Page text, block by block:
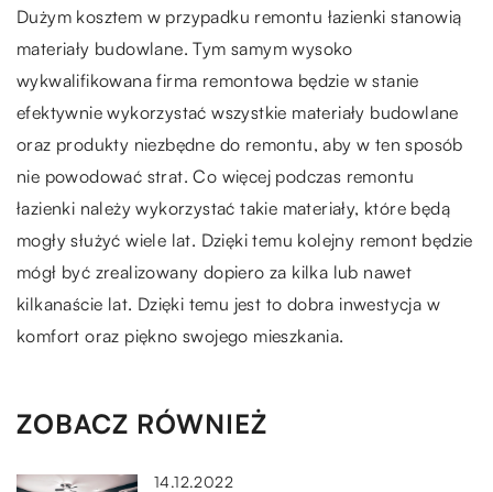
Dużym kosztem w przypadku remontu łazienki stanowią
materiały budowlane. Tym samym wysoko
wykwalifikowana firma remontowa będzie w stanie
efektywnie wykorzystać wszystkie materiały budowlane
oraz produkty niezbędne do remontu, aby w ten sposób
nie powodować strat. Co więcej podczas remontu
łazienki należy wykorzystać takie materiały, które będą
mogły służyć wiele lat. Dzięki temu kolejny remont będzie
mógł być zrealizowany dopiero za kilka lub nawet
kilkanaście lat. Dzięki temu jest to dobra inwestycja w
komfort oraz piękno swojego mieszkania.
ZOBACZ RÓWNIEŻ
14.12.2022